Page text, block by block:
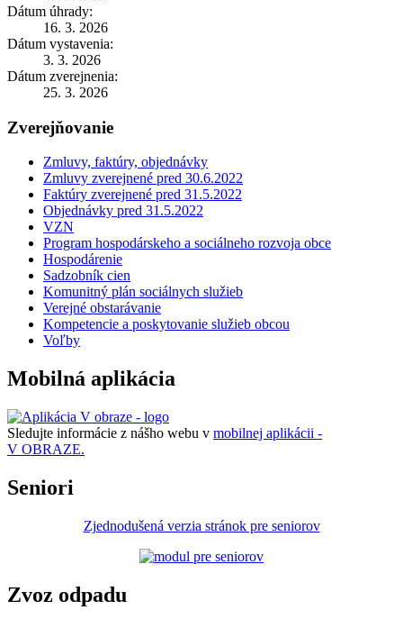
Dátum úhrady:
16. 3. 2026
Dátum vystavenia:
3. 3. 2026
Dátum zverejnenia:
25. 3. 2026
Zverejňovanie
Zmluvy, faktúry, objednávky
Zmluvy zverejnené pred 30.6.2022
Faktúry zverejnené pred 31.5.2022
Objednávky pred 31.5.2022
VZN
Program hospodárskeho a sociálneho rozvoja obce
Hospodárenie
Sadzobník cien
Komunitný plán sociálnych služieb
Verejné obstarávanie
Kompetencie a poskytovanie služieb obcou
Voľby
Mobilná aplikácia
Sledujte informácie z nášho webu v mobilnej aplikácii -
V OBRAZE.
Seniori
Zjednodušená verzia stránok pre seniorov
Zvoz odpadu